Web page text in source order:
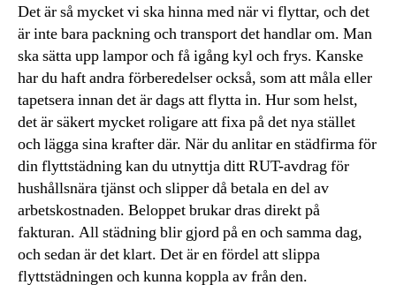
Det är så mycket vi ska hinna med när vi flyttar, och det
är inte bara packning och transport det handlar om. Man
ska sätta upp lampor och få igång kyl och frys. Kanske
har du haft andra förberedelser också, som att måla eller
tapetsera innan det är dags att flytta in. Hur som helst,
det är säkert mycket roligare att fixa på det nya stället
och lägga sina krafter där. När du anlitar en städfirma för
din flyttstädning kan du utnyttja ditt RUT-avdrag för
hushållsnära tjänst och slipper då betala en del av
arbetskostnaden. Beloppet brukar dras direkt på
fakturan. All städning blir gjord på en och samma dag,
och sedan är det klart. Det är en fördel att slippa
flyttstädningen och kunna koppla av från den.